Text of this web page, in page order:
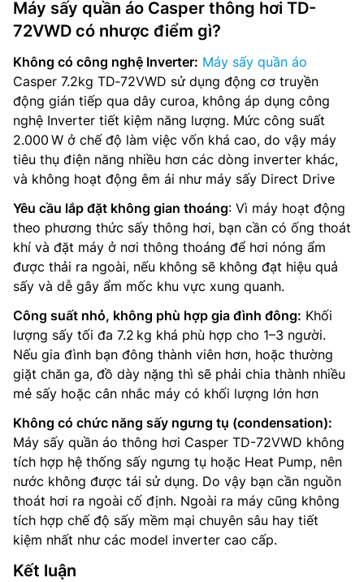
Máy sấy quần áo Casper thông hơi TD-
72VWD có nhược điểm gì?
Không có công nghệ Inverter: Máy sấy quần áo
Casper 7.2kg TD‑72VWD sử dụng động cơ truyền
động gián tiếp qua dây curoa, không áp dụng công
nghệ Inverter tiết kiệm năng lượng. Mức công suất
2.000 W ở chế độ làm việc vốn khá cao, do vậy máy
tiêu thụ điện năng nhiều hơn các dòng inverter khác,
và không hoạt động êm ái như máy sấy Direct Drive
Yêu cầu lắp đặt không gian thoáng: Vì máy hoạt động
theo phương thức sấy thông hơi, bạn cần có ống thoát
khí và đặt máy ở nơi thông thoáng để hơi nóng ẩm
được thải ra ngoài, nếu không sẽ không đạt hiệu quả
sấy và dễ gây ẩm mốc khu vực xung quanh.
Công suất nhỏ, không phù hợp gia đình đông: Khối
lượng sấy tối đa 7.2 kg khá phù hợp cho 1–3 người.
Nếu gia đình bạn đông thành viên hơn, hoặc thường
giặt chăn ga, đồ dày nặng thì sẽ phải chia thành nhiều
mẻ sấy hoặc cân nhắc máy có khối lượng lớn hơn
Không có chức năng sấy ngưng tụ (condensation):
Máy sấy quần áo thông hơi Casper TD-72VWD không
tích hợp hệ thống sấy ngưng tụ hoặc Heat Pump, nên
nước không được tái sử dụng. Do vậy bạn cần nguồn
thoát hơi ra ngoài cố định. Ngoài ra máy cũng không
tích hợp chế độ sấy mềm mại chuyên sâu hay tiết
kiệm nhất như các model inverter cao cấp.
Kết luận